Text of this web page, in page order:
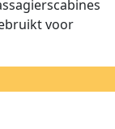
voor